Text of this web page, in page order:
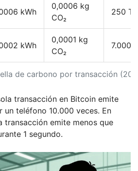
de carbono por transacción
kWh
0,0006 kg
CO₂
250
kWh
0,0001 kg
CO₂
7.000
transacción en Bitcoin emite
un teléfono 10.000 veces. En
transacción emite menos que
1 segundo.